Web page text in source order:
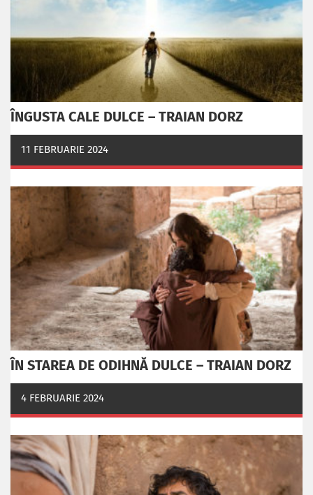
ÎNGUSTA CALE DULCE – TRAIAN DORZ
11 FEBRUARIE 2024
ÎN STAREA DE ODIHNĂ DULCE – TRAIAN DORZ
4 FEBRUARIE 2024